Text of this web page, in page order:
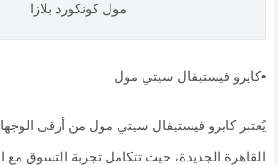
مول كونكورد بلازا
•كايرو فيستيفال سيتي مول
يُعتبر كايرو فيستيفال سيتي مول من أرقى
القاهرة الجديدة، حيث تتكامل تجربة التسوق مع